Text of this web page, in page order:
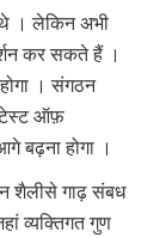
। लेकिन अभी
कर सकते हैं ।
। संगठन
टेस्ट ऑफ़
बढ़ना होगा ।
शैलीसे गाढ़ संबध
व्यक्तिगत गुण